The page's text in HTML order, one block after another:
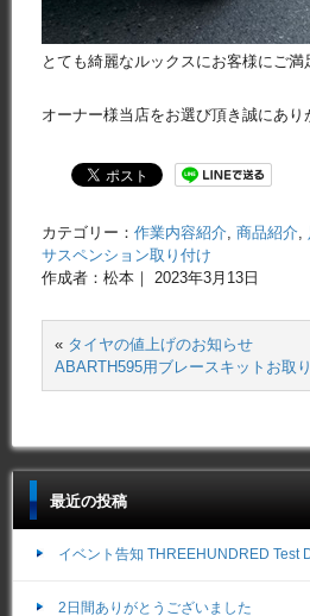
とても綺麗なルックスにお客様にご満
オーナー様当店をお選び頂き誠にあり
カテゴリー： 作業内容紹介, 商品紹介,
サスペンション取り付け
作成者：松本｜ 2023年3月13日
« タイヤの値上げのお知らせ
ABARTH595用ブレースキットお取
最近の投稿
イベント告知 THREEHUNDRED Test
2日間ありがとうございました